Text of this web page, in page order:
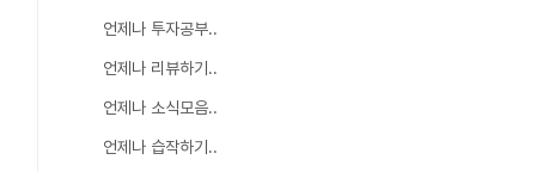
언제나 투자공부..
언제나 리뷰하기..
언제나 소식모음..
언제나 습작하기..